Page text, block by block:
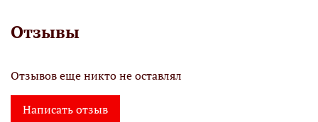
Отзывы
Отзывов еще никто не оставлял
Написать отзыв